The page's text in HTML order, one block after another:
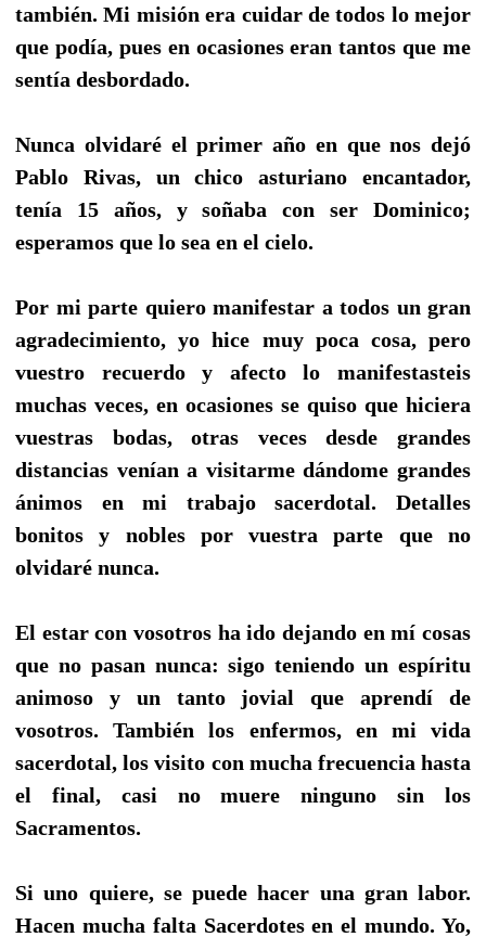
también. Mi misión era cuidar de todos lo mejor
que podía, pues en ocasiones eran tantos que me
sentía desbordado.
Nunca olvidaré el primer año en que nos dejó
Pablo Rivas, un chico asturiano encantador,
tenía 15 años, y soñaba con ser Dominico;
esperamos que lo sea en el cielo.
Por mi parte quiero manifestar a todos un gran
agradecimiento, yo hice muy poca cosa, pero
vuestro recuerdo y afecto lo manifestasteis
muchas veces, en ocasiones se quiso que hiciera
vuestras bodas, otras veces desde grandes
distancias venían a visitarme dándome grandes
ánimos en mi trabajo sacerdotal. Detalles
bonitos y nobles por vuestra parte que no
olvidaré nunca.
El estar con vosotros ha ido dejando en mí cosas
que no pasan nunca: sigo teniendo un espíritu
animoso y un tanto jovial que aprendí de
vosotros. También los enfermos, en mi vida
sacerdotal, los visito con mucha frecuencia hasta
el final, casi no muere ninguno sin los
Sacramentos.
Si uno quiere, se puede hacer una gran labor.
Hacen mucha falta Sacerdotes en el mundo. Yo,